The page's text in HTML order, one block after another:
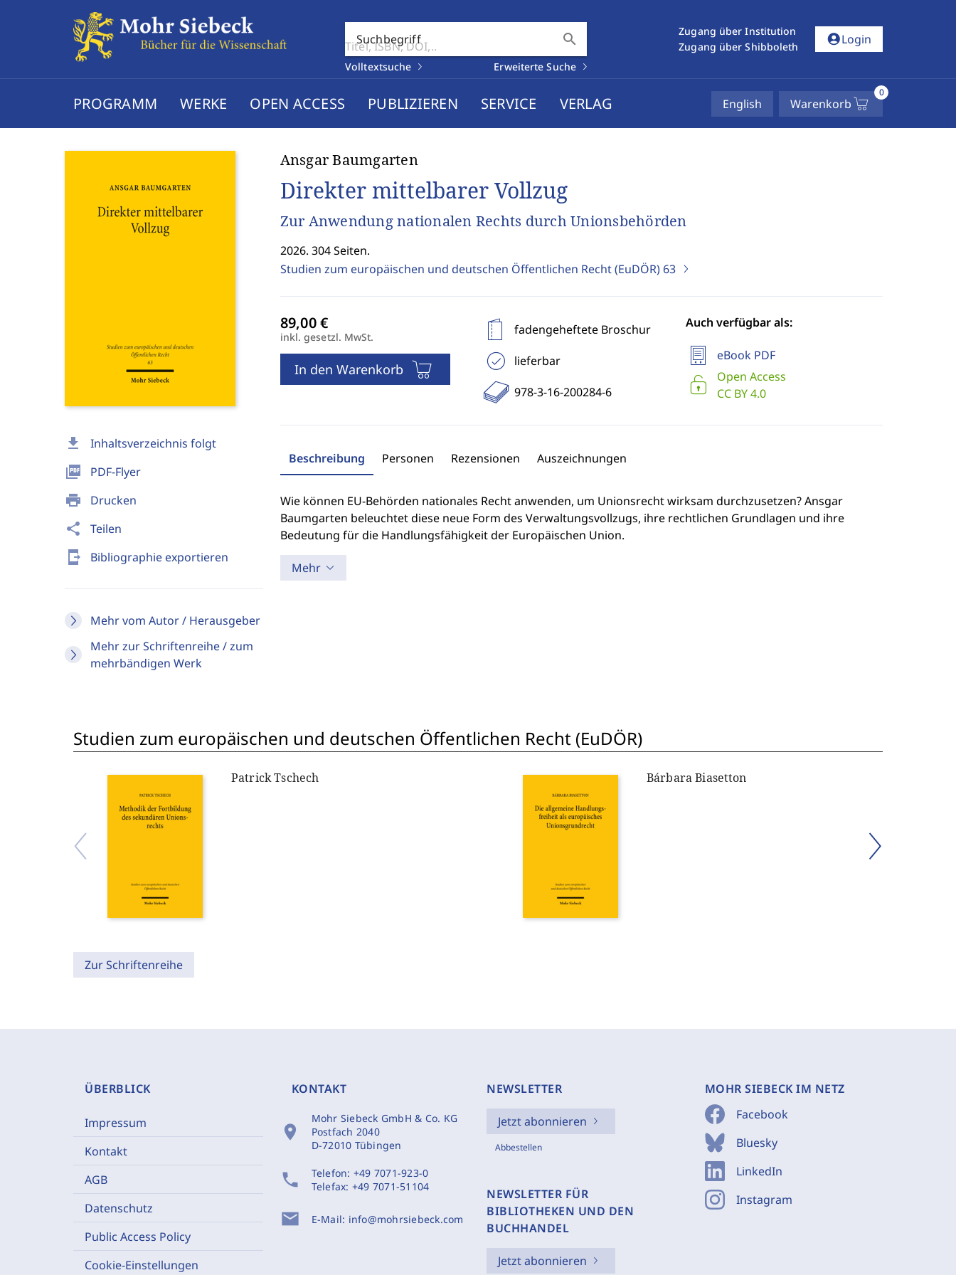
Suchbegriff search
Volltextsuche Erweiterte Suche
Zugang über Institution
Zugang über Shibboleth
account_circleLogin
PROGRAMM WERKE OPEN ACCESS PUBLIZIEREN SERVICE VERLAG English Warenkorb
0
download Inhaltsverzeichnis folgt
picture_as_pdf PDF-Flyer
print Drucken
share Teilen
send_to_mobile Bibliographie exportieren
Mehr vom Autor / Herausgeber
Mehr zur Schriftenreihe / zum
mehrbändigen Werk
Ansgar Baumgarten
Direkter mittelbarer Vollzug
Zur Anwendung nationalen Rechts durch Unionsbehörden
2026. 304 Seiten.
Studien zum europäischen und deutschen Öffentlichen Recht (EuDÖR) 63
inkl. gesetzl. MwSt.
In den Warenkorb
fadengeheftete Broschur
lieferbar
978-3-16-200284-6
Auch verfügbar als:
eBook PDF
Open Access
CC BY 4.0
Beschreibung Personen Rezensionen Auszeichnungen
Wie können EU-Behörden nationales Recht anwenden, um Unionsrecht wirksam durchzusetzen? Ansgar
Baumgarten beleuchtet diese neue Form des Verwaltungsvollzugs, ihre rechtlichen Grundlagen und ihre
Bedeutung für die Handlungsfähigkeit der Europäischen Union.
Mehr
Studien zum europäischen und deutschen Öffentlichen Recht (EuDÖR)
Patrick Tschech Bárbara Biasetton
Zur Schriftenreihe
ÜBERBLICK
Impressum
Kontakt
AGB
Datenschutz
Public Access Policy
Cookie-Einstellungen
KONTAKT
location_on
Mohr Siebeck GmbH & Co. KG
Postfach 2040
D-72010 Tübingen
phone Telefon: +49 7071-923-0
Telefax: +49 7071-51104
mail E-Mail: info@mohrsiebeck.com
NEWSLETTER
Jetzt abonnieren
Abbestellen
NEWSLETTER FÜR
BIBLIOTHEKEN UND DEN
BUCHHANDEL
Jetzt abonnieren
MOHR SIEBECK IM NETZ
Facebook
Bluesky
LinkedIn
Instagram